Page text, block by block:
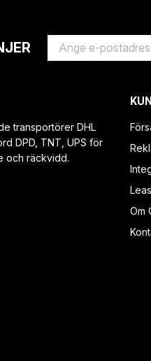
transportörer DHL
DPD, TNT, UPS för
och räckvidd.
Om